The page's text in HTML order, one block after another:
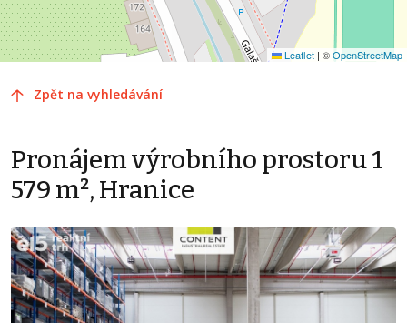
Leaflet | ©OpenStreetMap
Zpět na vyhledávání
Pronájem výrobního prostoru 1
579 m², Hranice